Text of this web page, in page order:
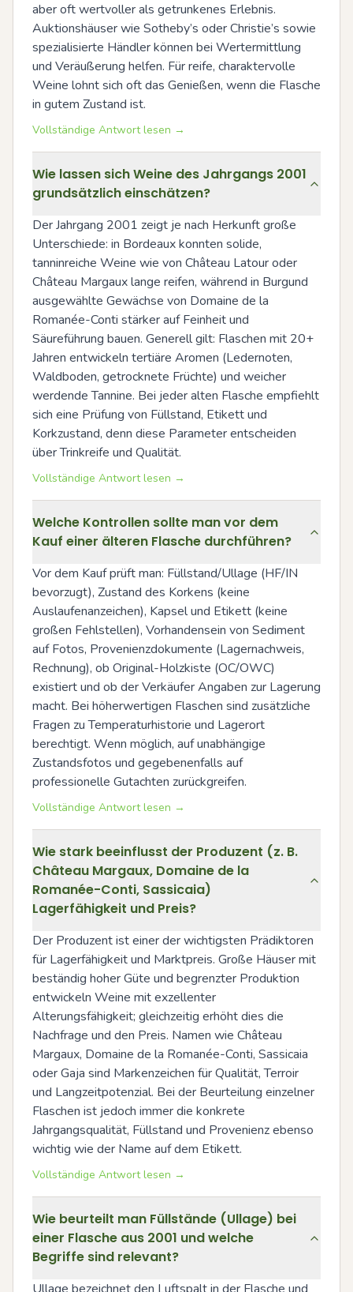
aber oft wertvoller als getrunkenes Erlebnis.
Auktionshäuser wie Sotheby’s oder Christie’s sowie
spezialisierte Händler können bei Wertermittlung
und Veräußerung helfen. Für reife, charaktervolle
Weine lohnt sich oft das Genießen, wenn die Flasche
in gutem Zustand ist.
Vollständige Antwort lesen →
Wie lassen sich Weine des Jahrgangs 2001
grundsätzlich einschätzen?
Der Jahrgang 2001 zeigt je nach Herkunft große
Unterschiede: in Bordeaux konnten solide,
tanninreiche Weine wie von Château Latour oder
Château Margaux lange reifen, während in Burgund
ausgewählte Gewächse von Domaine de la
Romanée-Conti stärker auf Feinheit und
Säureführung bauen. Generell gilt: Flaschen mit 20+
Jahren entwickeln tertiäre Aromen (Ledernoten,
Waldboden, getrocknete Früchte) und weicher
werdende Tannine. Bei jeder alten Flasche empfiehlt
sich eine Prüfung von Füllstand, Etikett und
Korkzustand, denn diese Parameter entscheiden
über Trinkreife und Qualität.
Vollständige Antwort lesen →
Welche Kontrollen sollte man vor dem
Kauf einer älteren Flasche durchführen?
Vor dem Kauf prüft man: Füllstand/Ullage (HF/IN
bevorzugt), Zustand des Korkens (keine
Auslaufenanzeichen), Kapsel und Etikett (keine
großen Fehlstellen), Vorhandensein von Sediment
auf Fotos, Provenienzdokumente (Lagernachweis,
Rechnung), ob Original-Holzkiste (OC/OWC)
existiert und ob der Verkäufer Angaben zur Lagerung
macht. Bei höherwertigen Flaschen sind zusätzliche
Fragen zu Temperaturhistorie und Lagerort
berechtigt. Wenn möglich, auf unabhängige
Zustandsfotos und gegebenenfalls auf
professionelle Gutachten zurückgreifen.
Vollständige Antwort lesen →
Wie stark beeinflusst der Produzent (z. B.
Château Margaux, Domaine de la
Romanée-Conti, Sassicaia)
Lagerfähigkeit und Preis?
Der Produzent ist einer der wichtigsten Prädiktoren
für Lagerfähigkeit und Marktpreis. Große Häuser mit
beständig hoher Güte und begrenzter Produktion
entwickeln Weine mit exzellenter
Alterungsfähigkeit; gleichzeitig erhöht dies die
Nachfrage und den Preis. Namen wie Château
Margaux, Domaine de la Romanée-Conti, Sassicaia
oder Gaja sind Markenzeichen für Qualität, Terroir
und Langzeitpotenzial. Bei der Beurteilung einzelner
Flaschen ist jedoch immer die konkrete
Jahrgangsqualität, Füllstand und Provenienz ebenso
wichtig wie der Name auf dem Etikett.
Vollständige Antwort lesen →
Wie beurteilt man Füllstände (Ullage) bei
einer Flasche aus 2001 und welche
Begriffe sind relevant?